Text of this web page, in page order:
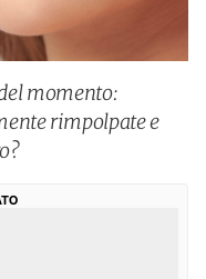
momento:
rimpolpate e